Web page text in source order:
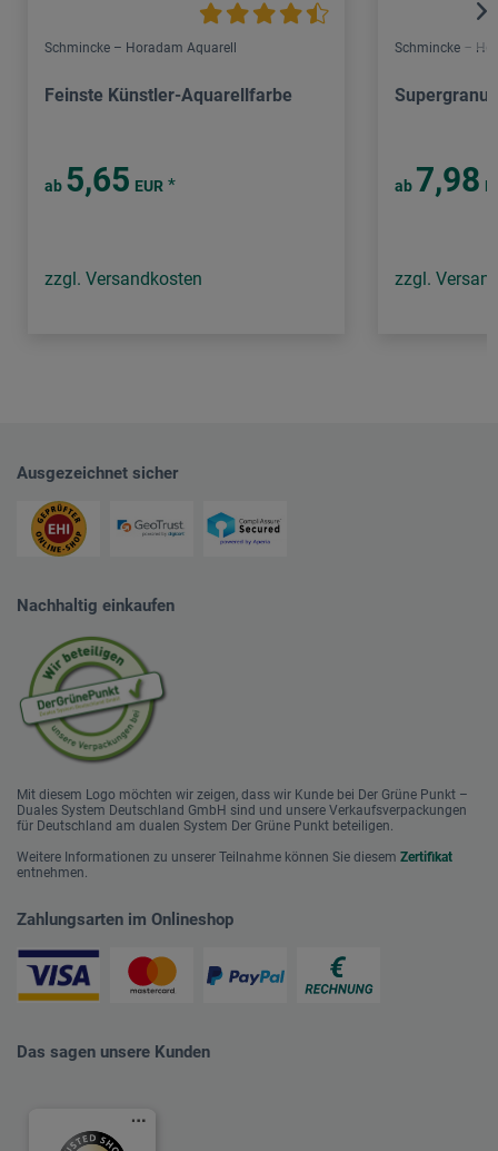
Schmincke – Horadam Aquarell
Feinste Künstler-Aquarellfarbe
ab 5,65 EUR *
zzgl. Versandkosten
Schmincke –
ab 7,98
zzgl.
Ausgezeichnet sicher
Nachhaltig einkaufen
Mit diesem Logo möchten wir zeigen, dass wir Kunde bei Der Grüne Punkt –
Duales System Deutschland GmbH sind und unsere Verkaufsverpackungen
für Deutschland am dualen System Der Grüne Punkt beteiligen.
Weitere Informationen zu unserer Teilnahme können Sie diesem Zertifikat
entnehmen.
Zahlungsarten im Onlineshop
Das sagen unsere Kunden